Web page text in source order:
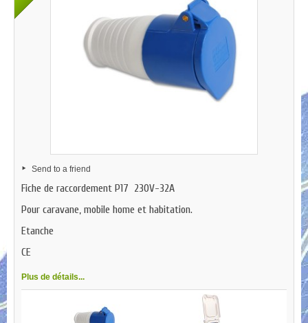
Send to a friend
Fiche de raccordement P17 230V-32A
Pour caravane, mobile home et habitation.
Etanche
CE
Plus de détails...